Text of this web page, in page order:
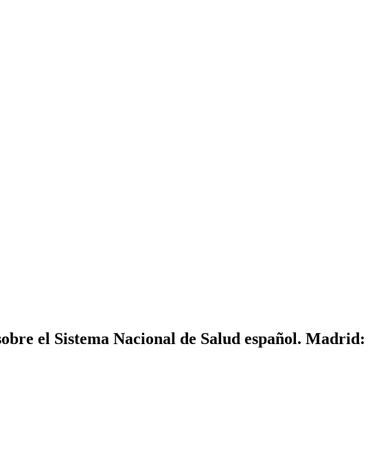
el Sistema Nacional de Salud español. Madrid: